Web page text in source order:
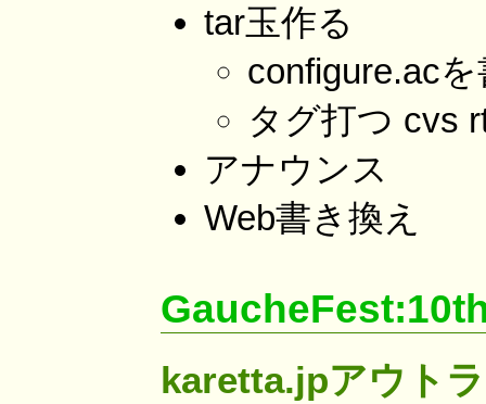
tar玉作る
configure.ac
タグ打つ cvs
アナウンス
Web書き換え
karetta.jpアウト